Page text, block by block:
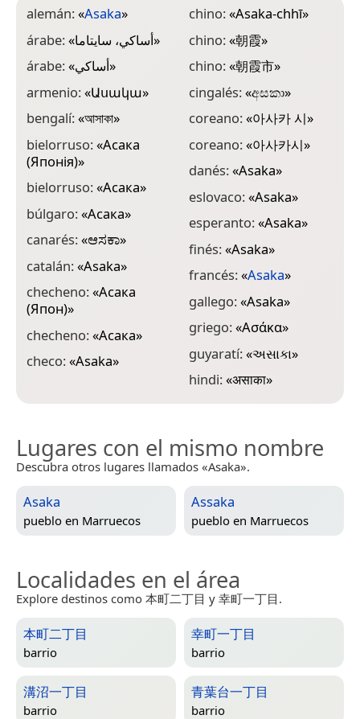
alemán:«Asaka»
árabe:«أساكي، سايتاما»
árabe:«أساكي»
armenio:«Ասակա»
bengalí:«আসাকা»
bielorruso:«Асака
(Японія)»
bielorruso:«Асака»
búlgaro:«Асака»
canarés:«ಆಸಕಾ»
catalán:«Asaka»
checheno:«Асака
(Япон)»
checheno:«Асака»
checo:«Asaka»
chino:«Asaka-chhī»
chino:«朝霞»
chino:«朝霞市»
cingalés:«අසකා»
coreano:«아사카 시»
coreano:«아사카시»
danés:«Asaka»
eslovaco:«Asaka»
esperanto:«Asaka»
finés:«Asaka»
francés:«Asaka»
gallego:«Asaka»
griego:«Ασάκα»
guyaratí:«અસાકા»
hindi:«असाका»
Lugares con el mismo nombre
Descubra otros lugares llamados «Asaka».
Asaka
pueblo en Marruecos
Assaka
pueblo en Marruecos
Localidades en el área
Explore destinos como 本町二丁目 y 幸町一丁目.
本町二丁目
barrio
幸町一丁目
barrio
溝沼一丁目
barrio
青葉台一丁目
barrio